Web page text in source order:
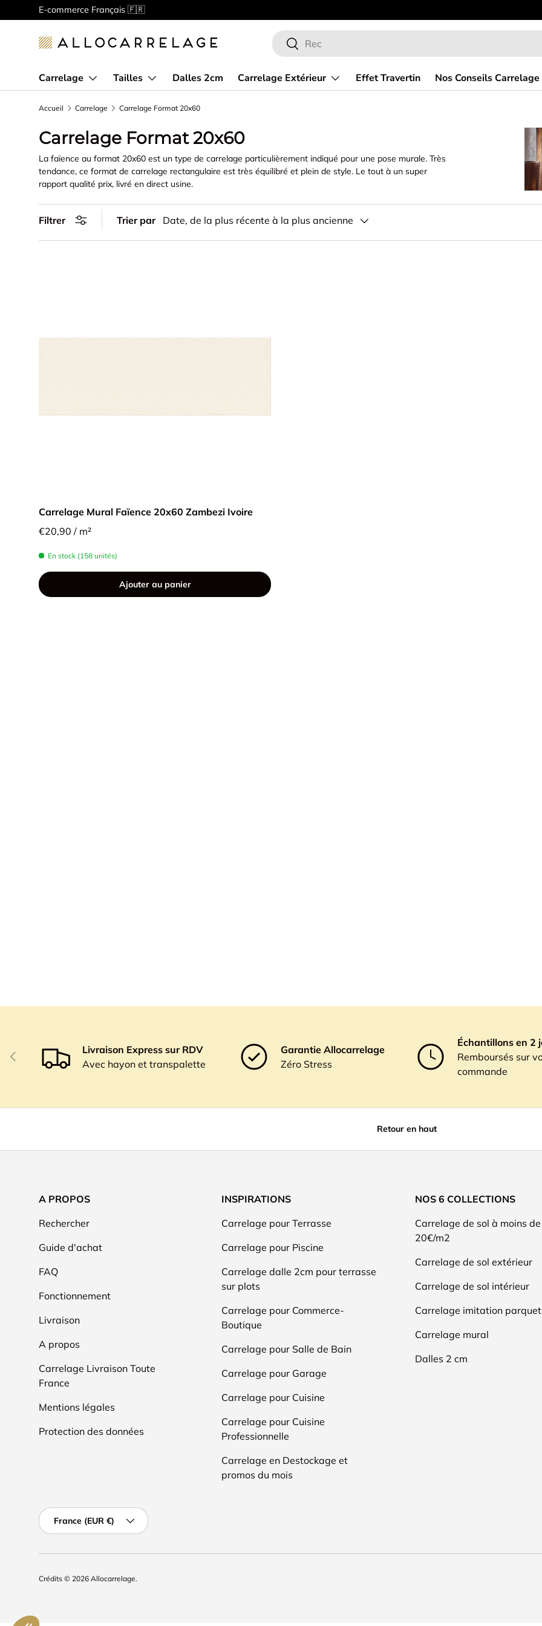
Aller au contenu
E-commerce Français 🇫🇷
Recherche
Rechercher
Carrelage Tailles Dalles 2cm Carrelage Extérieur Effet Travertin Nos Conseils Carrelage
Accueil Carrelage Carrelage Format 20x60
Carrelage Format 20x60
La faïence au format 20x60 est un type de carrelage particulièrement indiqué pour une pose murale. Très
tendance, ce format de carrelage rectangulaire est très équilibré et plein de style. Le tout à un super
rapport qualité prix, livré en direct usine.
Filtrer Trier par Date, de la plus récente à la plus ancienne
Carrelage Mural Faïence 20x60 Zambezi Ivoire
€20,90 / m²
En stock (158 unités)
Ajouter au panier
Précédent
Livraison Express sur RDV
Avec hayon et transpalette
Garantie Allocarrelage
Zéro Stress
Échantillons en 2
Remboursés sur
commande
Retour en haut
A PROPOS
Rechercher
Guide d'achat
FAQ
Fonctionnement
Livraison
A propos
Carrelage Livraison Toute
France
Mentions légales
Protection des données
INSPIRATIONS
Carrelage pour Terrasse
Carrelage pour Piscine
Carrelage dalle 2cm pour terrasse
sur plots
Carrelage pour Commerce-
Boutique
Carrelage pour Salle de Bain
Carrelage pour Garage
Carrelage pour Cuisine
Carrelage pour Cuisine
Professionnelle
Carrelage en Destockage et
promos du mois
NOS 6 COLLECTIONS
Carrelage de sol à moins de
20€/m2
Carrelage de sol extérieur
Carrelage de sol intérieur
Carrelage imitation parquet
Carrelage mural
Dalles 2 cm
Pays
France (EUR €)
Crédits © 2026 Allocarrelage.